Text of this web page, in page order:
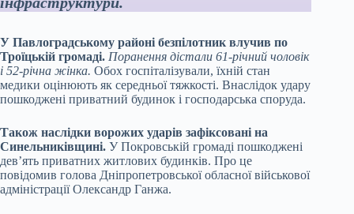
У Павлоградському районі безпілотник влучив по
Троїцькій громаді. Поранення дістали 61-річний чоловік
і 52-річна жінка. Обох госпіталізували, їхній стан
медики оцінюють як середньої тяжкості. Внаслідок удару
пошкоджені приватний будинок і господарська споруда.
Також наслідки ворожих ударів зафіксовані на
Синельниківщині. У Покровській громаді пошкоджені
дев’ять приватних житлових будинків. Про це
повідомив голова Дніпропетровської обласної військової
адміністрації Олександр Ганжа.